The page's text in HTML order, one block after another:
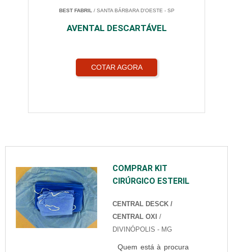
BEST FABRIL / SANTA BÁRBARA D'OESTE - SP
AVENTAL DESCARTÁVEL
COTAR AGORA
COMPRAR KIT
CIRÚRGICO ESTERIL
CENTRAL DESCK /
CENTRAL OXI /
DIVINÓPOLIS - MG
Quem está à procura